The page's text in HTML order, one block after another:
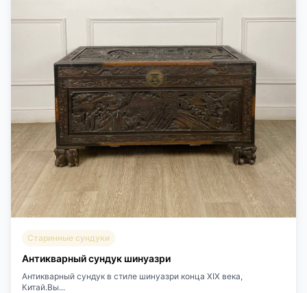
Старинные сундуки
Антикварный сундук шинуазри
Антикварный сундук в стиле шинуазри конца XIX века,
Китай.Вы...